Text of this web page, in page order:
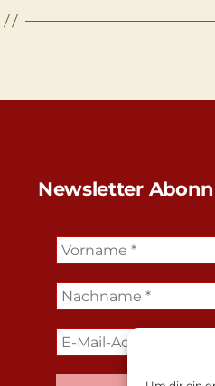
Newsletter